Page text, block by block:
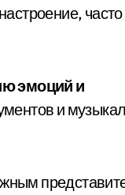
эмоций и
и